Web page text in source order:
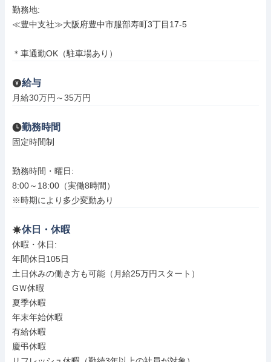
勤務地:
≪豊中支社≫大阪府豊中市服部寿町3丁目17-5
＊車通勤OK（駐車場あり）
給与
月給30万円～35万円
勤務時間
固定時間制
勤務時間・曜日:
8:00～18:00（実働8時間）
※時期により多少変動あり
休日・休暇
休暇・休日:
年間休日105日
土日休みの働き方も可能（月給25万円スタート）
GＷ休暇
夏季休暇
年末年始休暇
有給休暇
慶弔休暇